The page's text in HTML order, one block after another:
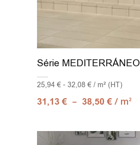
Série MEDITERRÁNEO
25,94 € - 32,08 € / m² (HT)
31,13€ – 38,50€ / m2